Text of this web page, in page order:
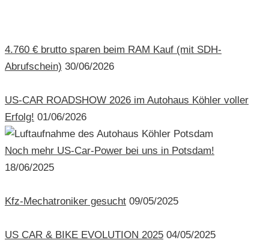
4.760 € brutto sparen beim RAM Kauf (mit SDH-
Abrufschein) 30/06/2026
US-CAR ROADSHOW 2026 im Autohaus Köhler voller
Erfolg! 01/06/2026
Noch mehr US-Car-Power bei uns in Potsdam!
18/06/2025
Kfz-Mechatroniker gesucht 09/05/2025
US CAR & BIKE EVOLUTION 2025 04/05/2025